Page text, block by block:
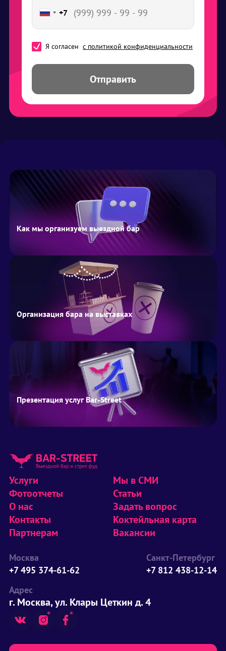
+7
Я согласен с политикой конфиденциальности
Отправить
Как мы организуем выездной бар
Организация бара на выставках
Презентация услуг Bar-Street
Услуги
Фотоотчеты
О нас
Контакты
Партнерам
Мы в СМИ
Статьи
Задать вопрос
Коктейльная карта
Вакансии
Москва
+7 495 374-61-62
Санкт-Петербург
+7 812 438-12-14
Адрес
г. Москва, ул. Клары Цеткин д. 4